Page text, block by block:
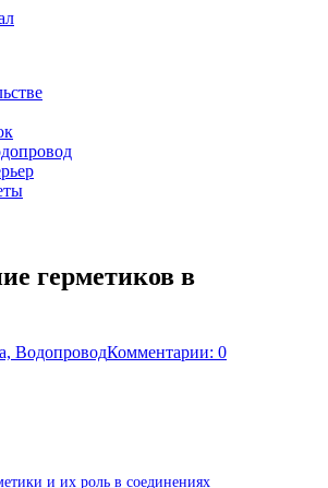
герметиков в
ВодопроводКомментарии: 0
и их роль в соединениях